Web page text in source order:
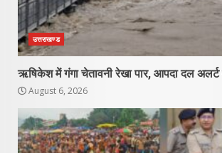
उत्तराखण्ड
ऋषिकेश में गंगा चेतावनी रेखा पार, आपदा दल अलर्ट
August 6, 2026